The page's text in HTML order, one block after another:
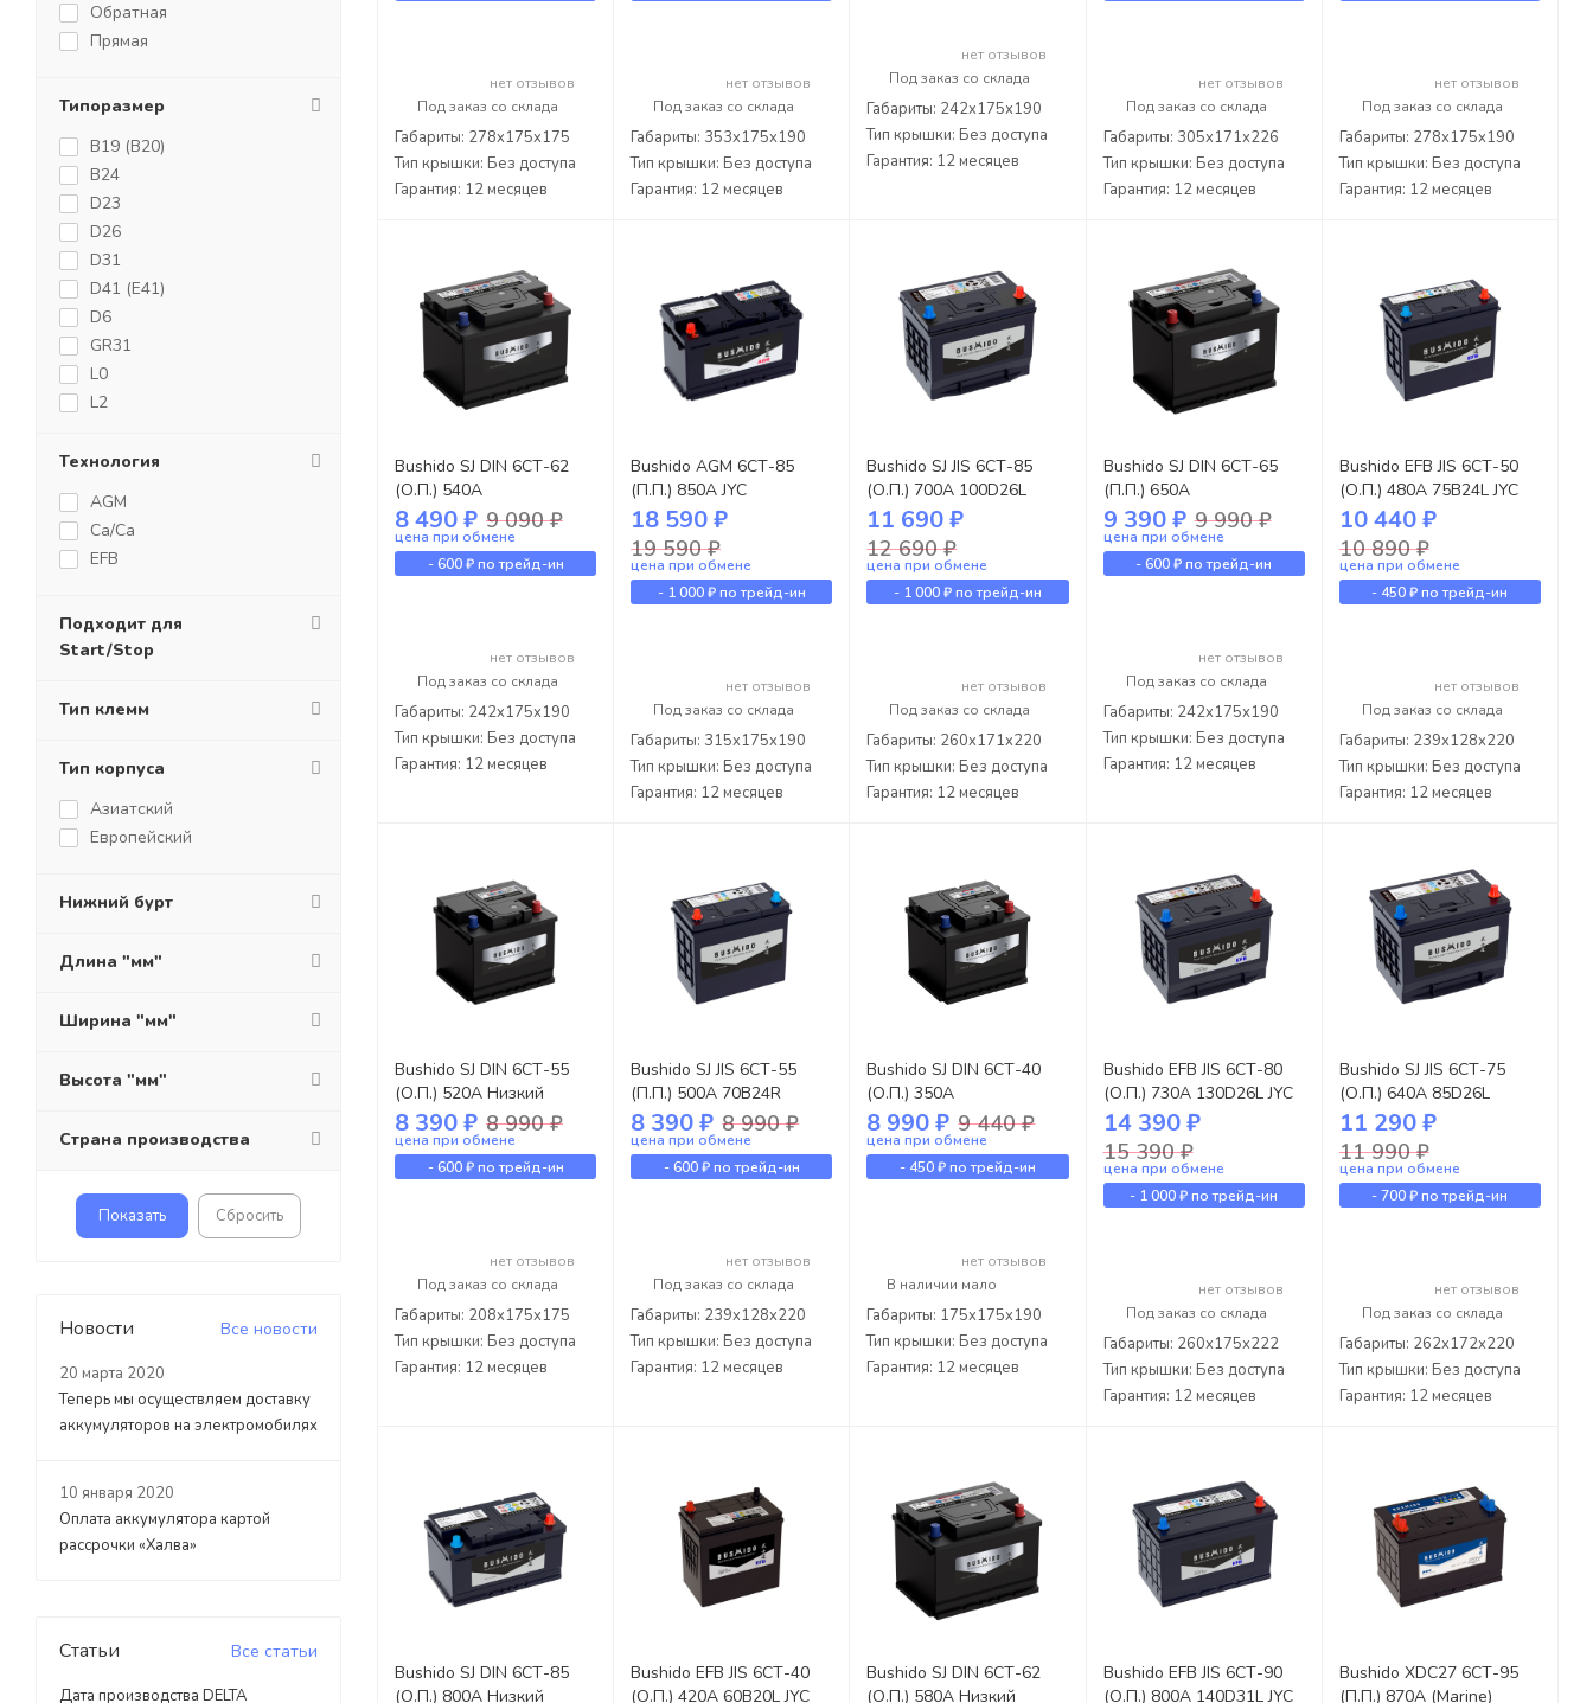
нет отзывов
Под заказ со склада
Габариты: 278x175x175
Тип крышки: Без доступа
Гарантия: 12 месяцев
нет отзывов
Под заказ со склада
Габариты: 353x175x190
Тип крышки: Без доступа
Гарантия: 12 месяцев
нет отзывов
Под заказ со склада
Габариты: 242x175x190
Тип крышки: Без доступа
Гарантия: 12 месяцев
нет отзывов
Под заказ со склада
Габариты: 305x171x226
Тип крышки: Без доступа
Гарантия: 12 месяцев
нет отзывов
Под заказ со склада
Габариты: 278x175x190
Тип крышки: Без доступа
Гарантия: 12 месяцев
Bushido SJ DIN 6СТ-62
(О.П.) 540А
8 490 ₽ 9 090 ₽
цена при обмене
- 600 ₽ по трейд-ин
нет отзывов
Под заказ со склада
Габариты: 242x175x190
Тип крышки: Без доступа
Гарантия: 12 месяцев
Bushido AGM 6СТ-85
(П.П.) 850А JYC
18 590 ₽
19 590 ₽
цена при обмене
- 1 000 ₽ по трейд-ин
нет отзывов
Под заказ со склада
Габариты: 315x175x190
Тип крышки: Без доступа
Гарантия: 12 месяцев
Bushido SJ JIS 6СТ-85
(О.П.) 700А 100D26L
11 690 ₽
12 690 ₽
цена при обмене
- 1 000 ₽по трейд-ин
нет отзывов
Под заказ со склада
Габариты: 260x171x220
Тип крышки: Без доступа
Гарантия: 12 месяцев
Bushido SJ DIN 6СТ-65
(П.П.) 650А
9 390 ₽ 9 990 ₽
цена при обмене
-600 ₽по трейд-ин
нет отзывов
Под заказ со склада
Габариты: 242x175x190
Тип крышки: Без доступа
Гарантия: 12 месяцев
Bushido EFB JIS 6СТ-50
(О.П.) 480А 75B24L JYC
10 440 ₽
10 890 ₽
цена при обмене
- 450 ₽ по трейд-ин
нет отзывов
Под заказ со склада
Габариты: 239x128x220
Тип крышки: Без доступа
Гарантия: 12 месяцев
Bushido SJ DIN 6СТ-55
(О.П.) 520А Низкий
8 390 ₽ 8 990 ₽
цена при обмене
- 600 ₽ по трейд-ин
нет отзывов
Под заказ со склада
Габариты: 208x175x175
Тип крышки: Без доступа
Гарантия: 12 месяцев
Bushido SJ JIS 6СТ-55
(П.П.) 500А 70B24R
8 390 ₽ 8 990 ₽
цена при обмене
- 600 ₽ по трейд-ин
нет отзывов
Под заказ со склада
Габариты: 239x128x220
Тип крышки: Без доступа
Гарантия: 12 месяцев
Bushido SJ DIN 6СТ-40
(О.П.) 350А
8 990 ₽ 9 440 ₽
цена при обмене
- 450 ₽по трейд-ин
нет отзывов
В наличии мало
Габариты: 175x175x190
Тип крышки: Без доступа
Гарантия: 12 месяцев
Bushido EFB JIS 6СТ-80
(О.П.) 730А 130D26L JYC
14 390 ₽
15 390 ₽
цена при обмене
- 1 000 ₽по трейд-ин
нет отзывов
Под заказ со склада
Габариты: 260x175x222
Тип крышки: Без доступа
Гарантия: 12 месяцев
Bushido SJ JIS 6СТ-75
(О.П.) 640А 85D26L
11 290 ₽
11 990 ₽
цена при обмене
- 700 ₽ по трейд-ин
нет отзывов
Под заказ со склада
Габариты: 262x172x220
Тип крышки: Без доступа
Гарантия: 12 месяцев
Bushido SJ DIN 6СТ-85
(О.П.) 800А Низкий
Bushido EFB JIS 6СТ-40
(О.П.) 420А 60B20L JYC
Bushido SJ DIN 6СТ-62
(О.П.) 580А Низкий
Bushido EFB JIS 6СТ-90
(О.П.) 800А 140D31L JYC
Bushido XDC27 6СТ-95
(П.П.) 870А (Marine)
Обратная
Прямая
Типоразмер
B19 (B20)
B24
D23
D26
D31
D41 (E41)
D6
GR31
L0
L2
L4
LB1
LB4
Технология
AGM
Ca/Ca
EFB
Подходит для
Start/Stop
Тип клемм
Тип корпуса
Азиатский
Европейский
Нижний бурт
Длина "мм"
Ширина "мм"
Высота "мм"
Страна производства
Сбросить
Новости Все новости
20 марта 2020
Теперь мы осуществляем доставку
аккумуляторов на электромобилях
10 января 2020
Оплата аккумулятора картой
рассрочки «Халва»
Статьи Все статьи
Дата производства DELTA